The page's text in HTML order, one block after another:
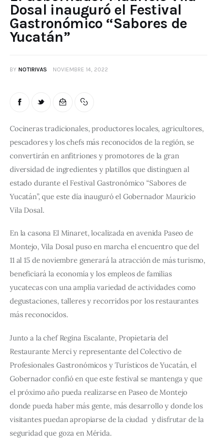
Dosal inauguró el Festival
Gastronómico “Sabores de
Yucatán”
BY NOTIRIVAS NOVIEMBRE 14, 2022
Cocineras tradicionales, productores locales, agricultores,
pescadores y los chefs más reconocidos de la región, se
convertirán en anfitriones y promotores de la gran
diversidad de ingredientes y platillos que distinguen al
estado durante el Festival Gastronómico “Sabores de
Yucatán”, que este día inauguró el Gobernador Mauricio
Vila Dosal.
En la casona El Minaret, localizada en avenida Paseo de
Montejo, Vila Dosal puso en marcha el encuentro que del
11 al 15 de noviembre generará la atracción de más turismo,
beneficiará la economía y los empleos de familias
yucatecas con una amplia variedad de actividades como
degustaciones, talleres y recorridos por los restaurantes
más reconocidos.
Junto a la chef Regina Escalante, Propietaria del
Restaurante Merci y representante del Colectivo de
Profesionales Gastronómicos y Turísticos de Yucatán, el
Gobernador confió en que este festival se mantenga y que
el próximo año pueda realizarse en Paseo de Montejo
donde pueda haber más gente, más desarrollo y donde los
visitantes puedan apropiarse de la ciudad  y disfrutar de la
seguridad que goza en Mérida.